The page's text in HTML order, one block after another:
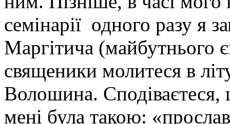
семінарії одного разу я
Маргітича (майбутнього
священики молитеся в
Волошина.
мені була такою: